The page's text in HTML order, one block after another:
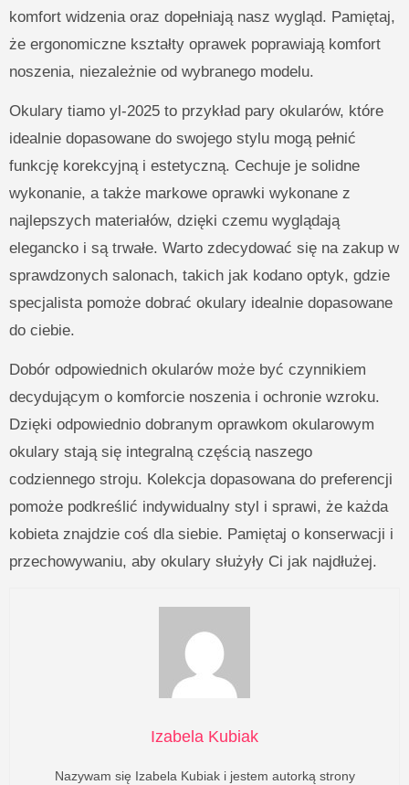
komfort widzenia oraz dopełniają nasz wygląd. Pamiętaj,
że ergonomiczne kształty oprawek poprawiają komfort
noszenia, niezależnie od wybranego modelu.
Okulary tiamo yl-2025 to przykład pary okularów, które
idealnie dopasowane do swojego stylu mogą pełnić
funkcję korekcyjną i estetyczną. Cechuje je solidne
wykonanie, a także markowe oprawki wykonane z
najlepszych materiałów, dzięki czemu wyglądają
elegancko i są trwałe. Warto zdecydować się na zakup w
sprawdzonych salonach, takich jak kodano optyk, gdzie
specjalista pomoże dobrać okulary idealnie dopasowane
do ciebie.
Dobór odpowiednich okularów może być czynnikiem
decydującym o komforcie noszenia i ochronie wzroku.
Dzięki odpowiednio dobranym oprawkom okularowym
okulary stają się integralną częścią naszego
codziennego stroju. Kolekcja dopasowana do preferencji
pomoże podkreślić indywidualny styl i sprawi, że każda
kobieta znajdzie coś dla siebie. Pamiętaj o konserwacji i
przechowywaniu, aby okulary służyły Ci jak najdłużej.
Izabela Kubiak
Nazywam się Izabela Kubiak i jestem autorką strony